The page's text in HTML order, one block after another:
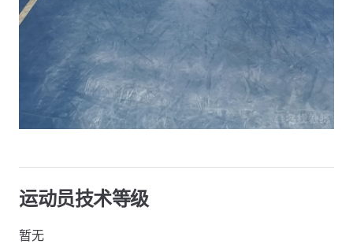
运动员技术等级
暂无